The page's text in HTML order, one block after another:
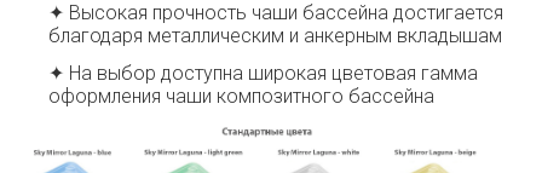
✦ Высокая прочность чаши бассейна достигается
благодаря металлическим и анкерным вкладышам
✦ На выбор доступна широкая цветовая гамма
оформления чаши композитного бассейна